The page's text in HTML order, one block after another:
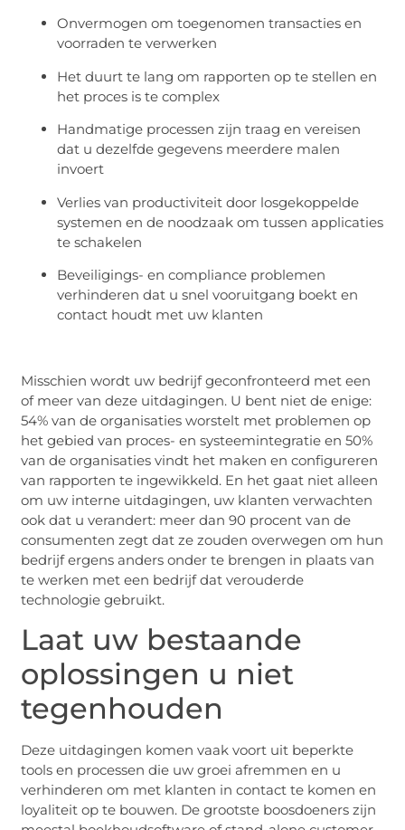
Onvermogen om toegenomen transacties en
voorraden te verwerken
Het duurt te lang om rapporten op te stellen en
het proces is te complex
Handmatige processen zijn traag en vereisen
dat u dezelfde gegevens meerdere malen
invoert
Verlies van productiviteit door losgekoppelde
systemen en de noodzaak om tussen applicaties
te schakelen
Beveiligings- en compliance problemen
verhinderen dat u snel vooruitgang boekt en
contact houdt met uw klanten
Misschien wordt uw bedrijf geconfronteerd met een
of meer van deze uitdagingen. U bent niet de enige:
54% van de organisaties worstelt met problemen op
het gebied van proces- en systeemintegratie en 50%
van de organisaties vindt het maken en configureren
van rapporten te ingewikkeld. En het gaat niet alleen
om uw interne uitdagingen, uw klanten verwachten
ook dat u verandert: meer dan 90 procent van de
consumenten zegt dat ze zouden overwegen om hun
bedrijf ergens anders onder te brengen in plaats van
te werken met een bedrijf dat verouderde
technologie gebruikt.
Laat uw bestaande
oplossingen u niet
tegenhouden
Deze uitdagingen komen vaak voort uit beperkte
tools en processen die uw groei afremmen en u
verhinderen om met klanten in contact te komen en
loyaliteit op te bouwen. De grootste boosdoeners zijn